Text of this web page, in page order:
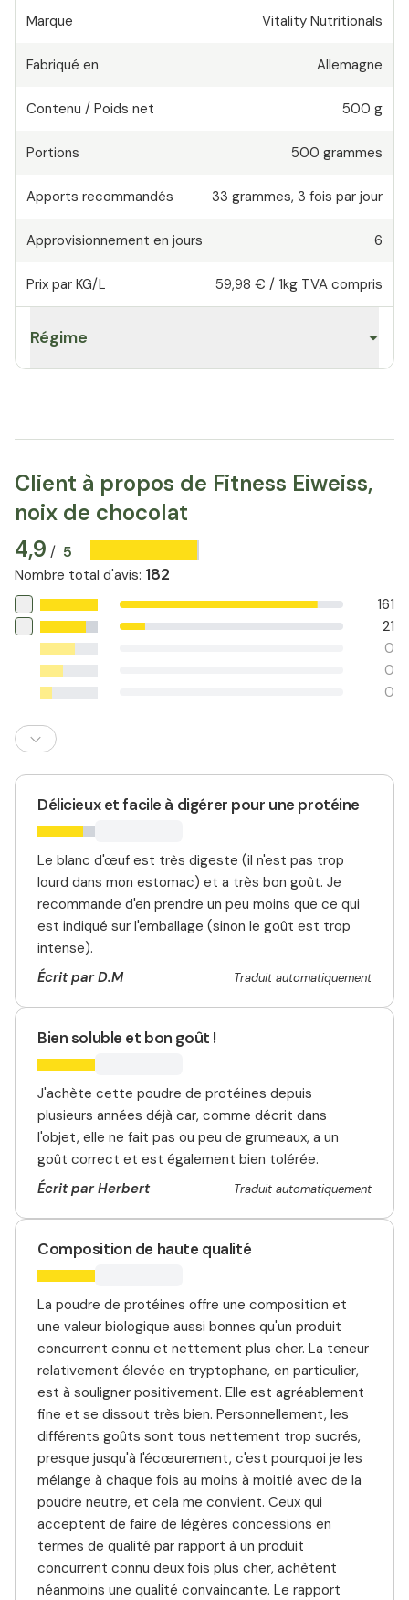
Marque Vitality Nutritionals
Fabriqué en Allemagne
Contenu / Poids net 500 g
Portions 500 grammes
Apports recommandés 33 grammes, 3 fois par jour
Approvisionnement en jours 6
Prix par KG/L 59,98 € / 1kg TVA compris
Régime
Client à propos de Fitness Eiweiss,
noix de chocolat
4,9 / 5
Nombre total d'avis: 182
161
21
0
0
0
Délicieux et facile à digérer pour une protéine
Le blanc d'œuf est très digeste (il n'est pas trop
lourd dans mon estomac) et a très bon goût. Je
recommande d'en prendre un peu moins que ce qui
est indiqué sur l'emballage (sinon le goût est trop
intense).
Écrit par D.M
Traduit automatiquement
Bien soluble et bon goût !
J'achète cette poudre de protéines depuis
plusieurs années déjà car, comme décrit dans
l'objet, elle ne fait pas ou peu de grumeaux, a un
goût correct et est également bien tolérée.
Écrit par Herbert
Traduit automatiquement
Composition de haute qualité
La poudre de protéines offre une composition et
une valeur biologique aussi bonnes qu'un produit
concurrent connu et nettement plus cher. La teneur
relativement élevée en tryptophane, en particulier,
est à souligner positivement. Elle est agréablement
fine et se dissout très bien. Personnellement, les
différents goûts sont tous nettement trop sucrés,
presque jusqu'à l'écœurement, c'est pourquoi je les
mélange à chaque fois au moins à moitié avec de la
poudre neutre, et cela me convient. Ceux qui
acceptent de faire de légères concessions en
termes de qualité par rapport à un produit
concurrent connu deux fois plus cher, achètent
néanmoins une qualité convaincante. Le rapport